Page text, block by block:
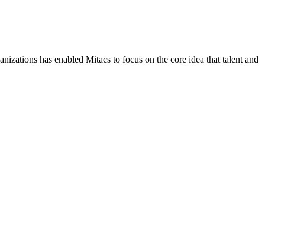
has enabled Mitacs to focus on the core idea that talent and